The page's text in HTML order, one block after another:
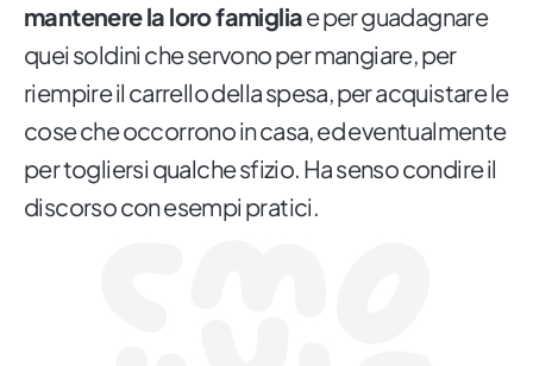
mantenere la loro famigliae per guadagnare
quei soldini che servono per mangiare, per
riempire il carrello della spesa, per acquistare le
cose che occorrono in casa, ed eventualmente
per togliersi qualche sfizio. Ha senso condire il
discorso con esempi pratici.